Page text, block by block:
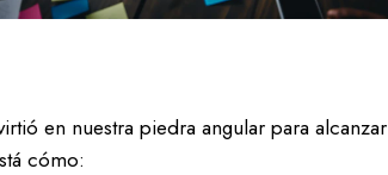
en nuestra piedra angular para alcanzar
cómo: